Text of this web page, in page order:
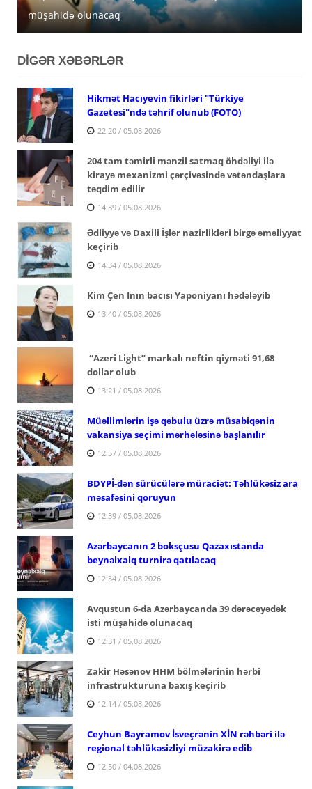
müşahidə olunacaq
açıqlanıb
satışa çıxarır
DİGƏR XƏBƏRLƏR
Hikmət Hacıyevin fikirləri "Türkiye
Gazetesi"ndə təhrif olunub (FOTO)
22:20 / 05.08.2026
204 tam təmirli mənzil satmaq öhdəliyi ilə
kirayə mexanizmi çərçivəsində vətəndaşlara
təqdim edilir
14:39 / 05.08.2026
Ədliyyə və Daxili İşlər nazirlikləri birgə əməliyyat
keçirib
14:34 / 05.08.2026
Kim Çen Inın bacısı Yaponiyanı hədələyib
13:40 / 05.08.2026
“Azeri Light” markalı neftin qiyməti 91,68
dollar olub
13:21 / 05.08.2026
Müəllimlərin işə qəbulu üzrə müsabiqənin
vakansiya seçimi mərhələsinə başlanılır
12:57 / 05.08.2026
BDYPİ-dən sürücülərə müraciət: Təhlükəsiz ara
məsafəsini qoruyun
12:39 / 05.08.2026
Azərbaycanın 2 boksçusu Qazaxıstanda
beynəlxalq turnirə qatılacaq
12:34 / 05.08.2026
Avqustun 6-da Azərbaycanda 39 dərəcəyədək
isti müşahidə olunacaq
12:31 / 05.08.2026
Zakir Həsənov HHM bölmələrinin hərbi
infrastrukturuna baxış keçirib
12:14 / 05.08.2026
Ceyhun Bayramov İsveçrənin XİN rəhbəri ilə
regional təhlükəsizliyi müzakirə edib
12:50 / 04.08.2026